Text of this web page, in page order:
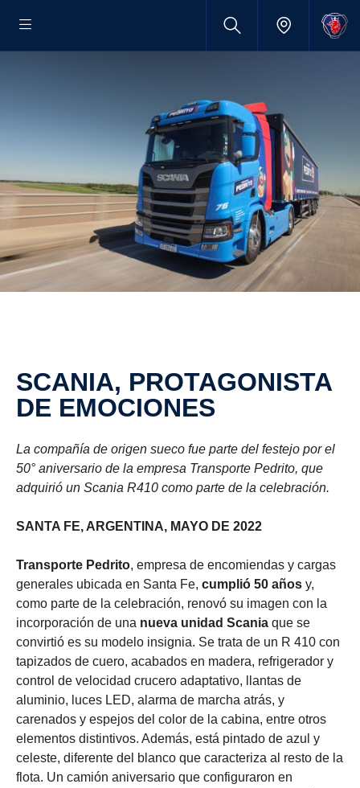
SCANIA, PROTAGONISTA
DE EMOCIONES
La compañía de origen sueco fue parte del festejo por el
50° aniversario de la empresa Transporte Pedrito, que
adquirió un Scania R410 como parte de la celebración.
SANTA FE, ARGENTINA, MAYO DE 2022
Transporte Pedrito, empresa de encomiendas y cargas
generales ubicada en Santa Fe, cumplió 50 años y,
como parte de la celebración, renovó su imagen con la
incorporación de una nueva unidad Scania que se
convirtió es su modelo insignia. Se trata de un R 410 con
tapizados de cuero, acabados en madera, refrigerador y
control de velocidad crucero adaptativo, llantas de
aluminio, luces LED, alarma de marcha atrás, y
carenados y espejos del color de la cabina, entre otros
elementos distintivos. Además, está pintado de azul y
celeste, diferente del blanco que caracteriza al resto de la
flota. Un camión aniversario que configuraron en